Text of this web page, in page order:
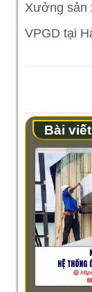
Xưởng sản
VPGD tại
Bài